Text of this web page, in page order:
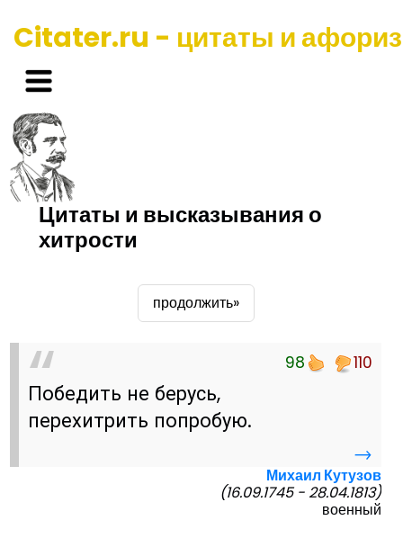
Citater.ru - цитаты и
Цитаты и высказывания о
хитрости
продолжить»
98 110
Победить не берусь,
перехитрить попробую.
→
Михаил Кутузов
(16.09.1745 - 28.04.1813)
военный